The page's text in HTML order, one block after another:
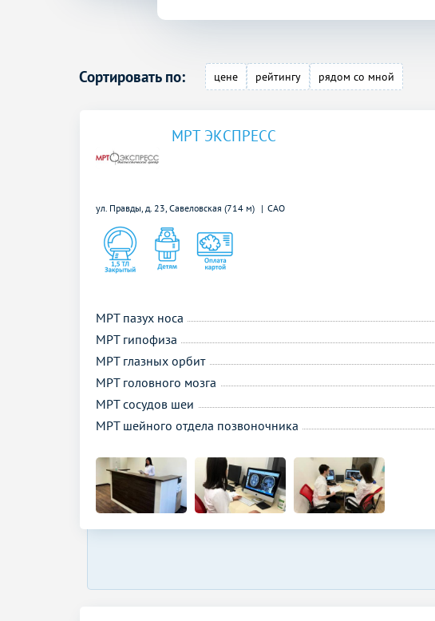
Сортировать по: цене рейтингу рядом со мной
МРТ ЭКСПРЕСС
ул. Правды, д. 23, Савеловская (714 м) САО
МРТ пазух носа
МРТ гипофиза
МРТ глазных орбит
МРТ головного мозга
МРТ сосудов шеи
МРТ шейного отдела позвоночника